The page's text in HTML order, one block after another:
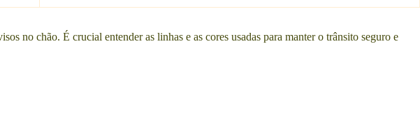
no chão. É crucial entender as linhas e as cores usadas para manter o trânsito seguro e